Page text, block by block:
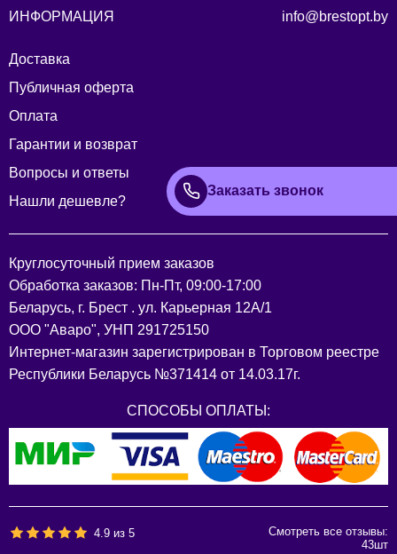
ИНФОРМАЦИЯ
Доставка
Публичная оферта
Оплата
Гарантии и возврат
Вопросы и ответы
Нашли дешевле?
info@brestopt.by
Заказать звонок
Круглосуточный прием заказов
Обработка заказов: Пн-Пт, 09:00-17:00
Беларусь, г. Брест . ул. Карьерная 12А/1
ООО "Аваро", УНП 291725150
Интернет-магазин зарегистрирован в Торговом реестре
Республики Беларусь №371414 от 14.03.17г.
СПОСОБЫ ОПЛАТЫ:
4.9 из5
Смотреть все отзывы:
43шт